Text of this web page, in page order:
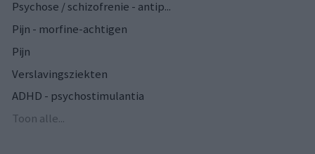
Psychose / schizofrenie - antip...
Pijn - morfine-achtigen
Pijn
Verslavingsziekten
ADHD - psychostimulantia
Toon alle...